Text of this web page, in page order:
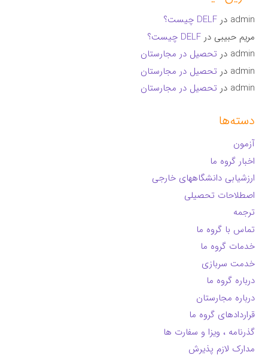
admin درDELF چیست؟
مریم حبیبی درDELF چیست؟
admin در تحصیل در مجارستان
admin در تحصیل در مجارستان
admin در تحصیل در مجارستان
دسته‌ها
آزمون
اخبار گروه ما
ارزشیابی دانشگاههای خارجی
اصطلاحات تحصیلی
ترجمه
تماس با گروه ما
خدمات گروه ما
خدمت سربازی
درباره گروه ما
درباره مجارستان
قراردادهای گروه ما
گذرنامه ، ویزا و سفارت ها
مدارک لازم پذیرش